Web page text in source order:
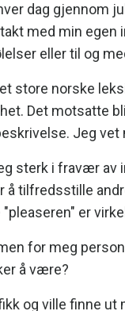
dag gjennom
med min
eller til og
store norske
Det motsatte
Jeg
sterk i fravær av
å tilfredsstille
er
for meg
å være?
og ville finne